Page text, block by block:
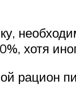
хотя
рацион